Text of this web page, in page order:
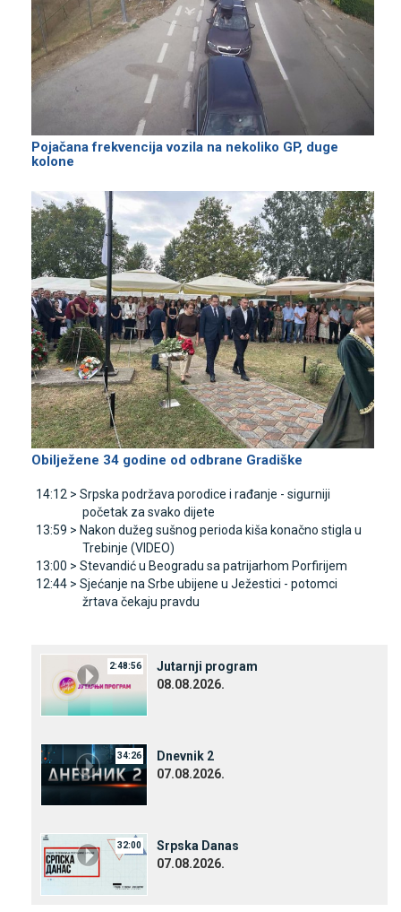
Pojačana frekvencija vozila na nekoliko GP, duge
kolone
Obilježene 34 godine od odbrane Gradiške
14:12 > Srpska podržava porodice i rađanje - sigurniji
početak za svako dijete
13:59 > Nakon dužeg sušnog perioda kiša konačno stigla u
Trebinje (VIDEO)
13:00 > Stevandić u Beogradu sa patrijarhom Porfirijem
12:44 > Sjećanje na Srbe ubijene u Јežestici - potomci
žrtava čekaju pravdu
2:48:56
Јutarnji program
08.08.2026.
34:26
Dnevnik 2
07.08.2026.
32:00
Srpska Danas
07.08.2026.